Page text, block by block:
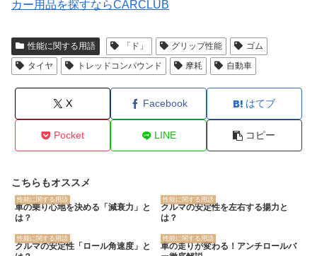
カー用品を探すならCARCLUB
性能に関する用語 「ド」 グリップ性能
ゴム
タイヤ
トレッドコンパウンド 摩耗 自動車
X Facebook はてブ
Pocket LINE コピー
こちらもオススメ
性能に関する用語
車の乗り心地を決める「減衰力」と
は？
性能に関する用語
クルマの安定性を左右する揚力と
は？
性能に関する用語
クルマの安定性「ロール角速度」と
性能に関する用語
車の走りが変わる！アンチロールバ